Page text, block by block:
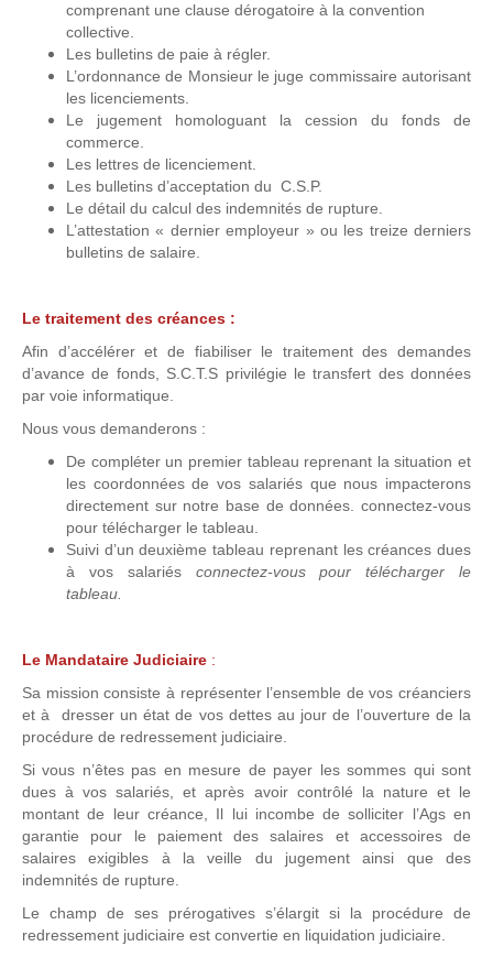
comprenant une clause dérogatoire à la convention
collective.
Les bulletins de paie à régler.
L’ordonnance de Monsieur le juge commissaire autorisant
les licenciements.
Le jugement homologuant la cession du fonds de
commerce.
Les lettres de licenciement.
Les bulletins d’acceptation du C.S.P.
Le détail du calcul des indemnités de rupture.
L’attestation « dernier employeur » ou les treize derniers
bulletins de salaire.
Le traitement des créances :
Afin d’accélérer et de fiabiliser le traitement des demandes
d’avance de fonds, S.C.T.S privilégie le transfert des données
par voie informatique.
Nous vous demanderons :
De compléter un premier tableau reprenant la situation et
les coordonnées de vos salariés que nous impacterons
directement sur notre base de données. connectez-vous
pour télécharger le tableau.
Suivi d’un deuxième tableau reprenant les créances dues
à vos salariés connectez-vous pour télécharger le
tableau.
Le Mandataire Judiciaire :
Sa mission consiste à représenter l’ensemble de vos créanciers
et à dresser un état de vos dettes au jour de l’ouverture de la
procédure de redressement judiciaire.
Si vous n’êtes pas en mesure de payer les sommes qui sont
dues à vos salariés, et après avoir contrôlé la nature et le
montant de leur créance, Il lui incombe de solliciter l’Ags en
garantie pour le paiement des salaires et accessoires de
salaires exigibles à la veille du jugement ainsi que des
indemnités de rupture.
Le champ de ses prérogatives s’élargit si la procédure de
redressement judiciaire est convertie en liquidation judiciaire.